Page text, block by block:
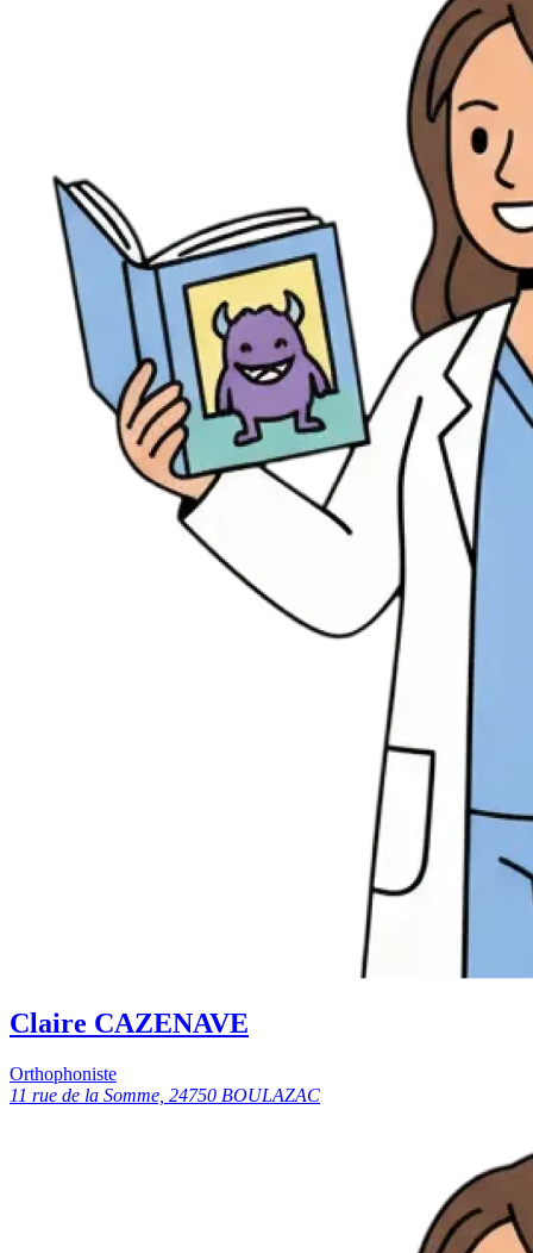
Claire CAZENAVE
Orthophoniste
11 rue de la Somme, 24750 BOULAZAC